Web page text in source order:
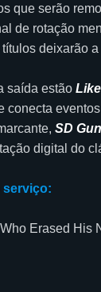
que serão
de rotação
deixarão
saída estão
conecta
SD
digital do
serviço:
Erased His